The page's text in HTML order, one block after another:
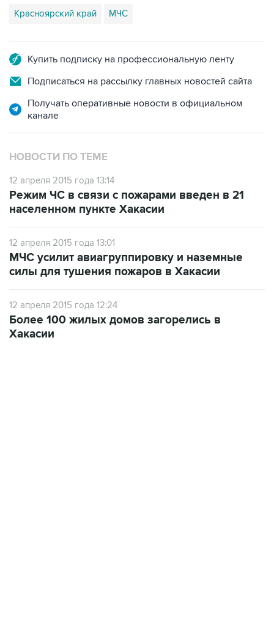
Красноярский край МЧС
Купить подписку на профессиональную ленту
Подписаться на рассылку главных новостей сайта
Получать оперативные новости в официальном
канале
НОВОСТИ ПО ТЕМЕ
12 апреля 2015 года 13:14
Режим ЧС в связи с пожарами введен в 21
населенном пункте Хакасии
12 апреля 2015 года 13:01
МЧС усилит авиагруппировку и наземные
силы для тушения пожаров в Хакасии
12 апреля 2015 года 12:24
Более 100 жилых домов загорелись в
Хакасии